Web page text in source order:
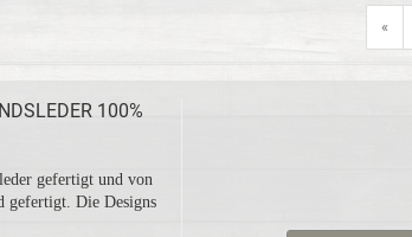
«
100%
ge­fer­tigt und von
ge­fer­tigt. Die De­signs